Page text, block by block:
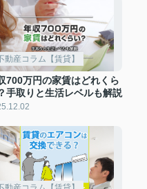
動産コラム【賃貸】
700万円の家賃はどれくら
手取りと生活レベルも解説